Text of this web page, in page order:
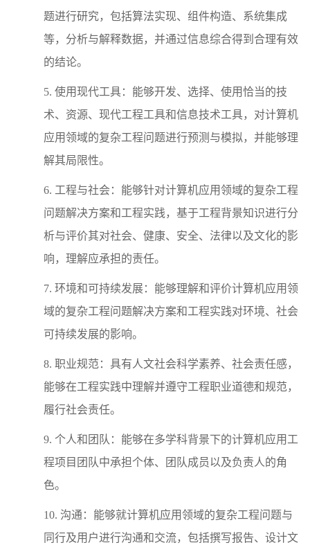
题进行研究，包括算法实现、组件构造、系统集成
等，分析与解释数据，并通过信息综合得到合理有效
的结论。
5. 使用现代工具：能够开发、选择、使用恰当的技
术、资源、现代工程工具和信息技术工具，对计算机
应用领域的复杂工程问题进行预测与模拟，并能够理
解其局限性。
6. 工程与社会：能够针对计算机应用领域的复杂工程
问题解决方案和工程实践，基于工程背景知识进行分
析与评价其对社会、健康、安全、法律以及文化的影
响，理解应承担的责任。
7. 环境和可持续发展：能够理解和评价计算机应用领
域的复杂工程问题解决方案和工程实践对环境、社会
可持续发展的影响。
8. 职业规范：具有人文社会科学素养、社会责任感，
能够在工程实践中理解并遵守工程职业道德和规范，
履行社会责任。
9. 个人和团队：能够在多学科背景下的计算机应用工
程项目团队中承担个体、团队成员以及负责人的角
色。
10. 沟通：能够就计算机应用领域的复杂工程问题与
同行及用户进行沟通和交流，包括撰写报告、设计文